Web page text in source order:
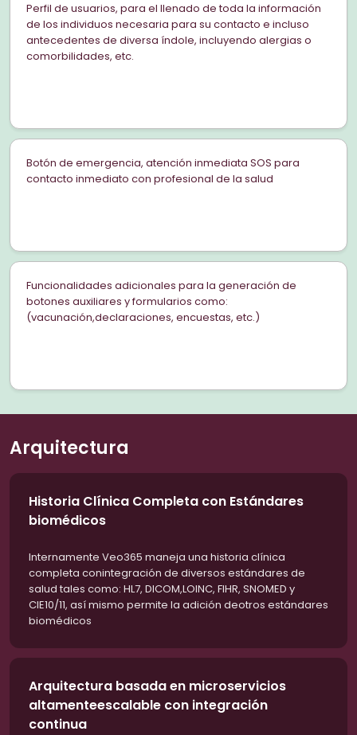
Perfil de usuarios, para el llenado de toda la información
de los individuos necesaria para su contacto e incluso
antecedentes de diversa índole, incluyendo alergias o
comorbilidades, etc.
Botón de emergencia, atención inmediata SOS para
contacto inmediato con profesional de la salud
Funcionalidades adicionales para la generación de
botones auxiliares y formularios como:
(vacunación,declaraciones, encuestas, etc.)
Arquitectura
Historia Clínica Completa con Estándares
biomédicos
Internamente Veo365 maneja una historia clínica
completa conintegración de diversos estándares de
salud tales como: HL7, DICOM,LOINC, FIHR, SNOMED y
CIE10/11, así mismo permite la adición deotros estándares
biomédicos
Arquitectura basada en microservicios
altamenteescalable con integración
continua